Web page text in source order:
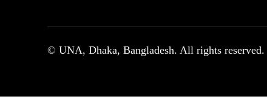
© UNA, Dhaka, Bangladesh. All rights reserved.